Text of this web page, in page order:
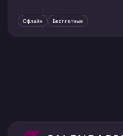
Офлайн Бесплатные